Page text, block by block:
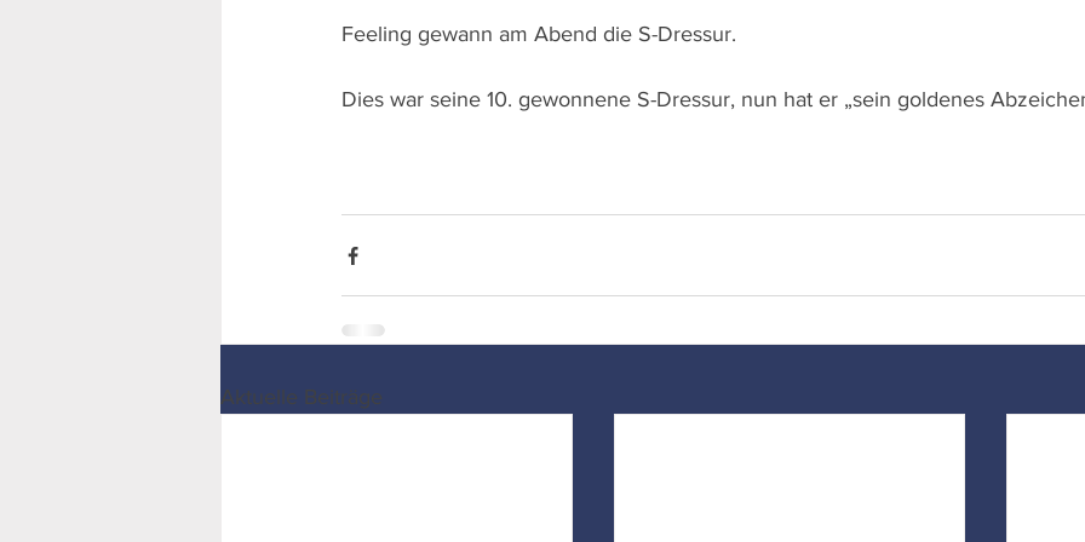
Feeling gewann am Abend die S-Dressur.
Dies war seine 10. gewonnene S-Dressur, nun hat er „sein goldenes
Aktuelle Beiträge